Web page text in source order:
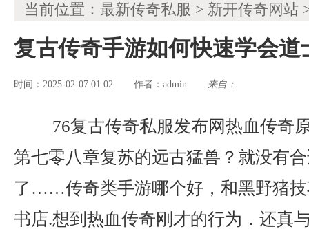
当前位置： 最新传奇私服 > 新开传奇网站
复古传奇手游如何快速学会道
时间：2025-02-07 01:02 作者： admin 来自：
76复古传奇私服发布网热血传奇
第七零八章复苏的远古猛兽？就没有
了……传奇类手游哪个好，和黑野猪
书店.想到热血传奇刚才的行为．还真